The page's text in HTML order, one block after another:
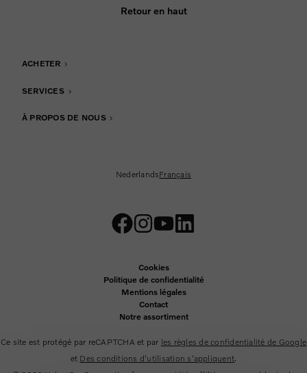
Retour en haut
ACHETER
SERVICES
À PROPOS DE NOUS
NederlandsFrançais
Cookies
Politique de confidentialité
Mentions légales
Contact
Notre assortiment
Ce site est protégé par reCAPTCHA et par les règles de confidentialité de Google
et Des conditions d'utilisation s'appliquent.